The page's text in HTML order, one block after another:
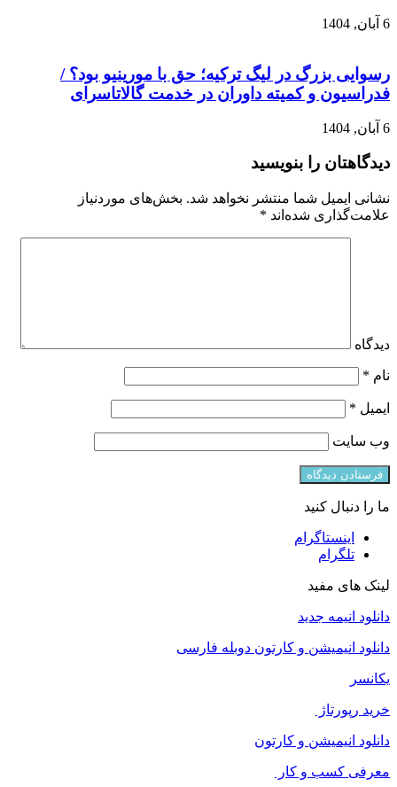
6 آبان, 1404
رسوایی بزرگ در لیگ ترکیه؛ حق با مورینیو بود؟ /
فدراسیون و کمیته داوران در خدمت گالاتاسرای
6 آبان, 1404
دیدگاهتان را بنویسید
نشانی ایمیل شما منتشر نخواهد شد. بخش‌های موردنیاز
علامت‌گذاری شده‌اند *
دیدگاه
نام *
ایمیل *
وب‌ سایت
ما را دنبال کنید
اینستاگرام
تلگرام
لینک های مفید
دانلود انیمه جدید
دانلود انیمیشن و کارتون دوبله فارسی
یکانسر
خرید رپورتاژ
دانلود انیمیشن و کارتون
معرفی کسب و کار